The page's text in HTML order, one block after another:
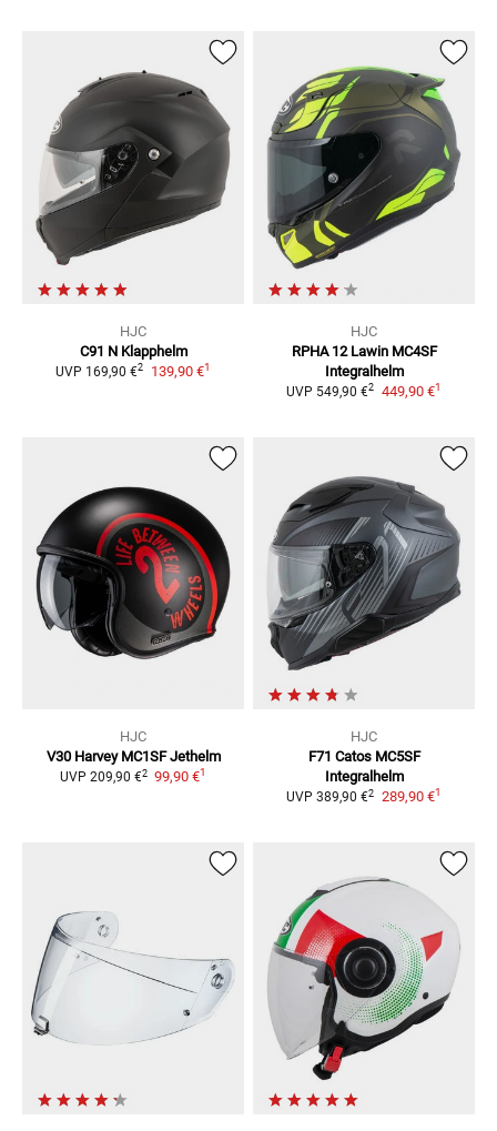
HJC
C91 N Klapphelm
UVP 169,90 €2 139,90 €1
HJC
RPHA 12 Lawin MC4SF
Integralhelm
UVP 549,90 €2 449,90 €1
HJC
V30 Harvey MC1SF Jethelm
UVP 209,90 €2 99,90 €1
HJC
F71 Catos MC5SF
Integralhelm
UVP 389,90 €2 289,90 €1